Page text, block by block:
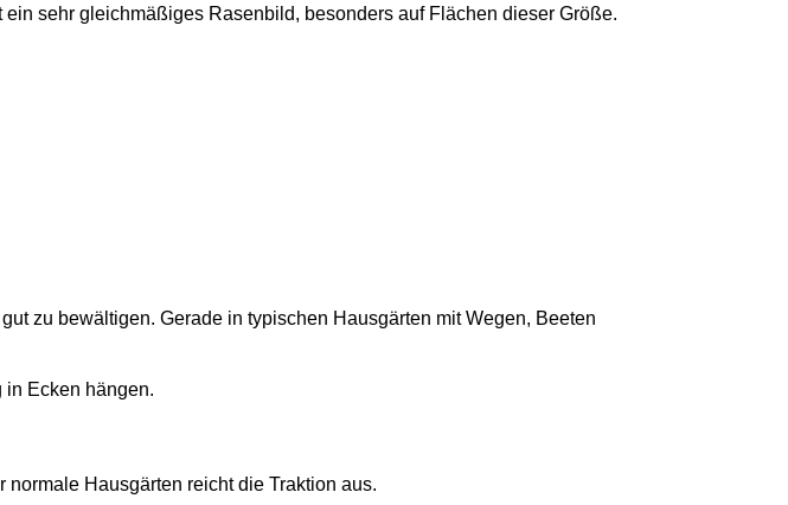
sehr gleichmäßiges Rasenbild, besonders auf Flächen dieser Größe.
zu bewältigen. Gerade in typischen Hausgärten mit Wegen, Beeten
in Ecken hängen.
Hausgärten reicht die Traktion aus.